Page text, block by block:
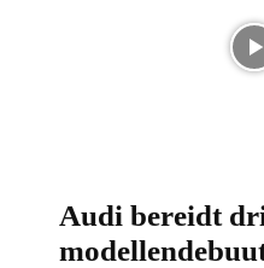
Audi bereidt